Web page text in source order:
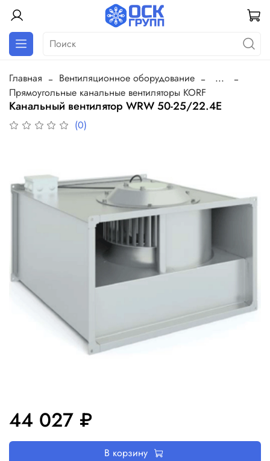
Главная Вентиляционное оборудование
...
Прямоугольные канальные вентиляторы KORF
Канальный вентилятор WRW 50-25/22.4E
(0)
44 027 ₽
В корзину